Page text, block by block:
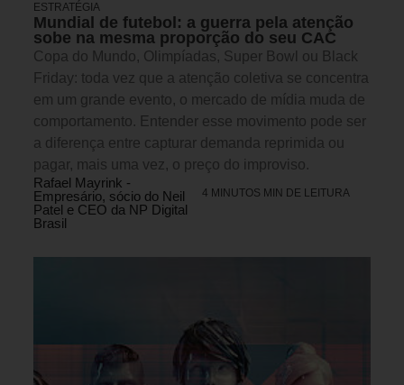
ESTRATÉGIA
Mundial de futebol: a guerra pela atenção
sobe na mesma proporção do seu CAC
Copa do Mundo, Olimpíadas, Super Bowl ou Black
Friday: toda vez que a atenção coletiva se concentra
em um grande evento, o mercado de mídia muda de
comportamento. Entender esse movimento pode ser
a diferença entre capturar demanda reprimida ou
pagar, mais uma vez, o preço do improviso.
Rafael Mayrink -
Empresário, sócio do Neil
Patel e CEO da NP Digital
Brasil
4 MINUTOS MIN DE LEITURA